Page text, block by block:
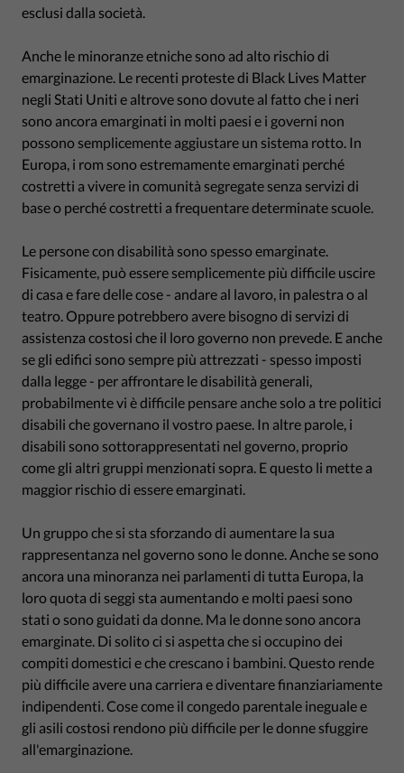
esclusi dalla società.
Anche le minoranze etniche sono ad alto rischio di
emarginazione. Le recenti proteste di Black Lives Matter
negli Stati Uniti e altrove sono dovute al fatto che i neri
sono ancora emarginati in molti paesi e i governi non
possono semplicemente aggiustare un sistema rotto. In
Europa, i rom sono estremamente emarginati perché
costretti a vivere in comunità segregate senza servizi di
base o perché costretti a frequentare determinate scuole.
Le persone con disabilità sono spesso emarginate.
Fisicamente, può essere semplicemente più difficile uscire
di casa e fare delle cose - andare al lavoro, in palestra o al
teatro. Oppure potrebbero avere bisogno di servizi di
assistenza costosi che il loro governo non prevede. E anche
se gli edifici sono sempre più attrezzati - spesso imposti
dalla legge - per affrontare le disabilità generali,
probabilmente vi è difficile pensare anche solo a tre politici
disabili che governano il vostro paese. In altre parole, i
disabili sono sottorappresentati nel governo, proprio
come gli altri gruppi menzionati sopra. E questo li mette a
maggior rischio di essere emarginati.
Un gruppo che si sta sforzando di aumentare la sua
rappresentanza nel governo sono le donne. Anche se sono
ancora una minoranza nei parlamenti di tutta Europa, la
loro quota di seggi sta aumentando e molti paesi sono
stati o sono guidati da donne. Ma le donne sono ancora
emarginate. Di solito ci si aspetta che si occupino dei
compiti domestici e che crescano i bambini. Questo rende
più difficile avere una carriera e diventare finanziariamente
indipendenti. Cose come il congedo parentale ineguale e
gli asili costosi rendono più difficile per le donne sfuggire
all'emarginazione.